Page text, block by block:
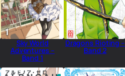
Sky World
Adventures –
Band 1
Dragons Rioting –
Band 2